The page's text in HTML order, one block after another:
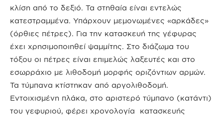
κλίση από το δεξιό. Τα στηθαία είναι εντελώς
κατεστραμμένα. Υπάρχουν μεμονωμένες «αρκάδες»
(όρθιες πέτρες). Για την κατασκευή της γέφυρας
έχει χρησιμοποιηθεί ψαμμίτης. Στο διάζωμα του
τόξου οι πέτρες είναι επιμελώς λαξευτές και στο
εσωρράχιο με λιθοδομή μορφής οριζόντιων αρμών.
Τα τύμπανα κτίστηκαν από αργολιθοδομή.
Εντοιχισμένη πλάκα, στο αριστερό τύμπανο (κατάντι)
του γεφυριού, φέρει χρονολογία κατασκευής